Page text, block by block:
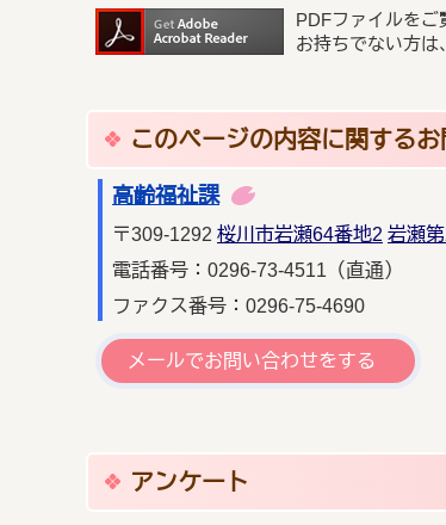
PDFファイルをご
お持ちでない方は
このページの内容に関する
高齢福祉課
〒309-1292 桜川市岩瀬64番地2 岩瀬
電話番号：0296-73-4511（直通）
ファクス番号：0296-75-4690
メールでお問い合わせをする
アンケート